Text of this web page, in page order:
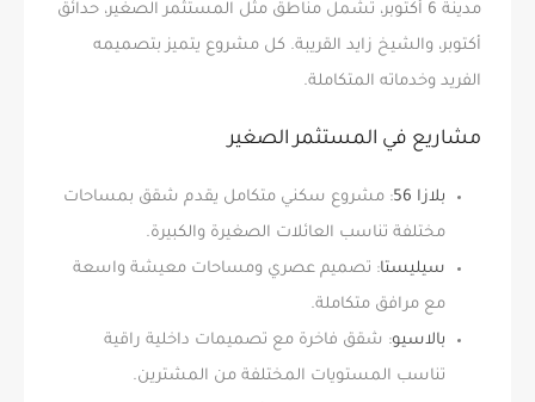
مدينة 6 أكتوبر، تشمل مناطق مثل المستثمر الصغير، حدائق
أكتوبر، والشيخ زايد القريبة. كل مشروع يتميز بتصميمه
الفريد وخدماته المتكاملة.
مشاريع في المستثمر الصغير
بلازا 56
: مشروع سكني متكامل يقدم شقق بمساحات
مختلفة تناسب العائلات الصغيرة والكبيرة.
سيليستا: تصميم عصري ومساحات معيشة واسعة
مع مرافق متكاملة.
بالاسيو: شقق فاخرة مع تصميمات داخلية راقية
تناسب المستويات المختلفة من المشترين.